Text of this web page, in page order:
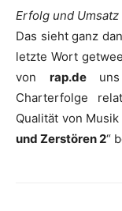
Erfolg und
Das sieht ganz
letzte Wort
von rap.deuns
Charterfolge
Qualität von
und Zerstören 2“